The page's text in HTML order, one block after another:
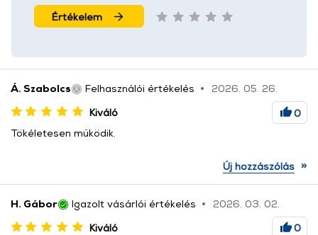
Értékelem
Á. Szabolcs Felhasználói értékelés
2026. 05. 26.
Kiváló
0
Tökéletesen működik.
Új hozzászólás »
H. Gábor Igazolt vásárlói értékelés
2026. 03. 02.
Kiváló
0